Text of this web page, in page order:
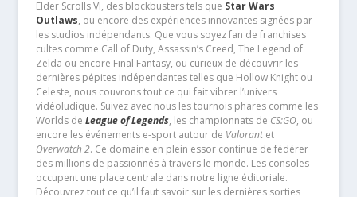
Elder Scrolls VI, des blockbusters tels que Star Wars
Outlaws, ou encore des expériences innovantes signées par
les studios indépendants. Que vous soyez fan de franchises
cultes comme Call of Duty, Assassin’s Creed, The Legend of
Zelda ou encore Final Fantasy, ou curieux de découvrir les
dernières pépites indépendantes telles que Hollow Knight ou
Celeste, nous couvrons tout ce qui fait vibrer l’univers
vidéoludique. Suivez avec nous les tournois phares comme les
Worlds de League of Legends, les championnats de CS:GO, ou
encore les événements e-sport autour de Valorantet
Overwatch 2. Ce domaine en plein essor continue de fédérer
des millions de passionnés à travers le monde. Les consoles
occupent une place centrale dans notre ligne éditoriale.
Découvrez tout ce qu’il faut savoir sur les dernières sorties